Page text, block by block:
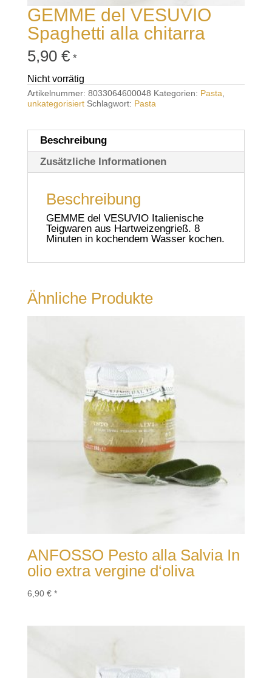
GEMME del VESUVIO
Spaghetti alla chitarra
5,90 € *
Nicht vorrätig
Artikelnummer: 8033064600048 Kategorien: Pasta
unkategorisiert Schlagwort: Pasta
Beschreibung
Zusätzliche Informationen
Beschreibung
GEMME del VESUVIO Italienische
Teigwaren aus Hartweizengrieß. 8
Minuten in kochendem Wasser kochen.
Ähnliche Produkte
ANFOSSO Pesto alla Salvia In
olio extra vergine d‘oliva
6,90 € *